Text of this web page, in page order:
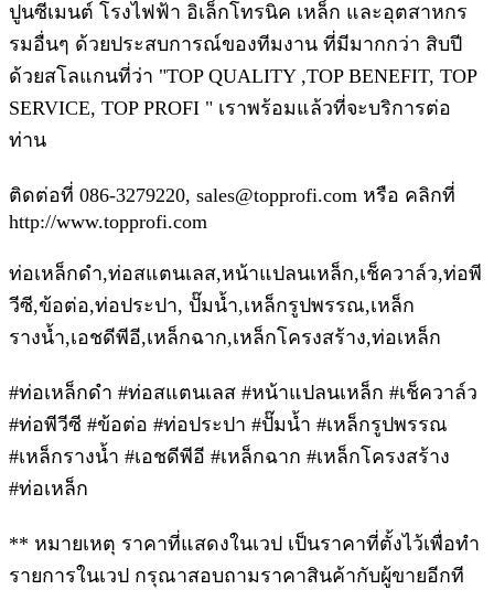
ปูนซีเมนต์ โรงไฟฟ้า อิเล็กโทรนิค เหล็ก และอุตสาหกร
รมอื่นๆ ด้วยประสบการณ์ของทีมงาน ที่มีมากกว่า สิบปี
ด้วยสโลแกนที่ว่า "TOP QUALITY ,TOP BENEFIT, TOP
SERVICE, TOP PROFI " เราพร้อมแล้วที่จะบริการต่อ
ท่าน
ติดต่อที่ 086-3279220, sales@topprofi.com หรือ คลิกที่
http://www.topprofi.com
ท่อเหล็กดำ,ท่อสแตนเลส,หน้าแปลนเหล็ก,เช็ควาล์ว,ท่อพี
วีซี,ข้อต่อ,ท่อประปา, ปั๊มน้ำ,เหล็กรูปพรรณ,เหล็ก
รางน้ำ,เอชดีพีอี,เหล็กฉาก,เหล็กโครงสร้าง,ท่อเหล็ก
#ท่อเหล็กดำ #ท่อสแตนเลส #หน้าแปลนเหล็ก #เช็ควาล์ว
#ท่อพีวีซี #ข้อต่อ #ท่อประปา #ปั๊มน้ำ #เหล็กรูปพรรณ
#เหล็กรางน้ำ #เอชดีพีอี #เหล็กฉาก #เหล็กโครงสร้าง
#ท่อเหล็ก
** หมายเหตุ ราคาที่แสดงในเวป เป็นราคาที่ตั้งไว้เพื่อทำ
รายการในเวป กรุณาสอบถามราคาสินค้ากับผู้ขายอีกที